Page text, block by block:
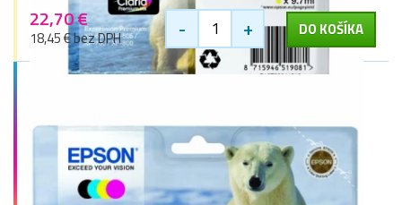
22,70 €
18,45 € bez DPH - + DO KOŠÍKA